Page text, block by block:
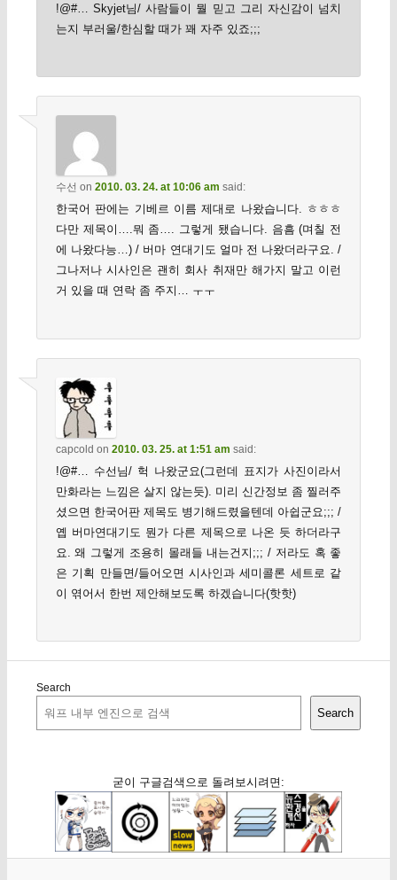
!@#… Skyjet님/ 사람들이 뭘 믿고 그리 자신감이 넘치
는지 부러울/한심할 때가 꽤 자주 있죠;;;
수선 on 2010. 03. 24. at 10:06 am said:
한국어 판에는 기베르 이름 제대로 나왔습니다. ㅎㅎㅎ
다만 제목이….뭐 좀…. 그렇게 됐습니다. 음흠 (며칠 전
에 나왔다능…) / 버마 연대기도 얼마 전 나왔더라구요. /
그나저나 시사인은 괜히 회사 취재만 해가지 말고 이런
거 있을 때 연락 좀 주지… ㅜㅜ
capcold on 2010. 03. 25. at 1:51 am said:
!@#… 수선님/ 헉 나왔군요(그런데 표지가 사진이라서
만화라는 느낌은 살지 않는듯). 미리 신간정보 좀 찔러주
셨으면 한국어판 제목도 병기해드렸을텐데 아쉽군요;;; /
옙 버마연대기도 뭔가 다른 제목으로 나온 듯 하더라구
요. 왜 그렇게 조용히 몰래들 내는건지;;; / 저라도 혹 좋
은 기획 만들면/들어오면 시사인과 세미콜론 세트로 같
이 엮어서 한번 제안해보도록 하겠습니다(핫핫)
Search
Search
굳이 구글검색으로 돌려보시려면: